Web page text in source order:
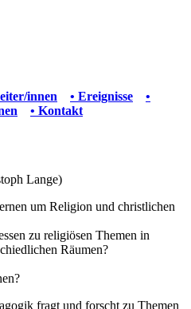
innen • Ereignisse
•
• Kontakt
Lange)
um Religion und christlichen
zu religiösen Themen in
Räumen?
fragt und forscht zu Themen